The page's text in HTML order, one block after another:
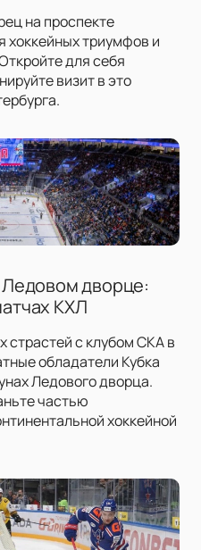
на проспекте
хоккейных триумфов и
для себя
визит в это
дворце:
КХЛ
страстей с клубом СКА в
обладатели Кубка
Ледового дворца.
частью
хоккейной